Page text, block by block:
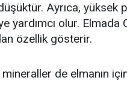
Ayrıca, yüksek
olur.
özellik gösterir.
de elmanın